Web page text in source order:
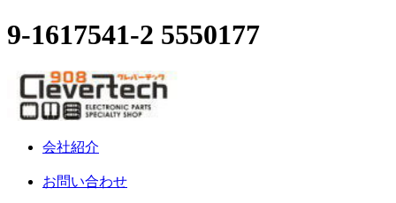
9-1617541-2 5550177
会社紹介
お問い合わせ